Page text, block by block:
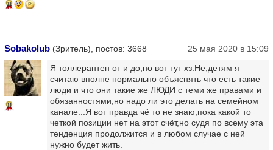
11
Sobakolub (Зритель), постов: 3668 25 мая 2020 в 15:09
11
Я толлерантен от и до,но вот тут хз.Не,детям я
считаю вполне нормально объяснять что есть такие
люди и что они такие же ЛЮДИ с теми же правами и
обязанностями,но надо ли это делать на семейном
канале...Я вот правда чё то не знаю,пока какой то
четкой позиции нет на этот счёт,но судя по всему эта
тенденция продолжится и в любом случае с ней
нужно будет жить.